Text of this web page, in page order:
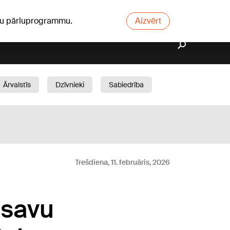
pārluprogrammu. Aizvērt
Ārvalstīs Dzīvnieki
Sabiedrība
Trešdiena, 11. februāris, 2026